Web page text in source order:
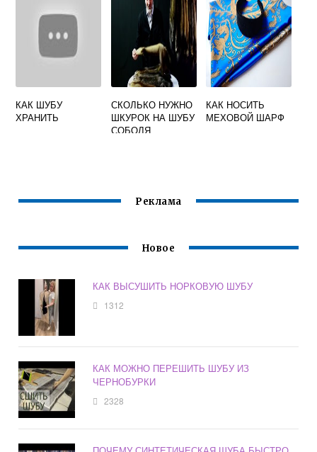
КАК ШУБУ
ХРАНИТЬ
СКОЛЬКО НУЖНО
ШКУРОК НА ШУБУ
СОБОЛЯ
КАК НОСИТЬ
МЕХОВОЙ ШАРФ
Реклама
Новое
КАК ВЫСУШИТЬ НОРКОВУЮ ШУБУ
1312
КАК МОЖНО ПЕРЕШИТЬ ШУБУ ИЗ
ЧЕРНОБУРКИ
2328